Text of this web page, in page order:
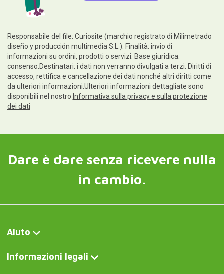
Responsabile del file: Curiosite (marchio registrato di Milimetrado
diseño y producción multimedia S.L.). Finalità: invio di
informazioni su ordini, prodotti o servizi. Base giuridica:
consenso.Destinatari: i dati non verranno divulgati a terzi. Diritti di
accesso, rettifica e cancellazione dei dati nonché altri diritti come
da ulteriori informazioni.Ulteriori informazioni dettagliate sono
disponibili nel nostro Informativa sulla privacy e sulla protezione
dei dati
Dare è dare senza ricevere nulla
in cambio.
Aiuto
Informazioni legali